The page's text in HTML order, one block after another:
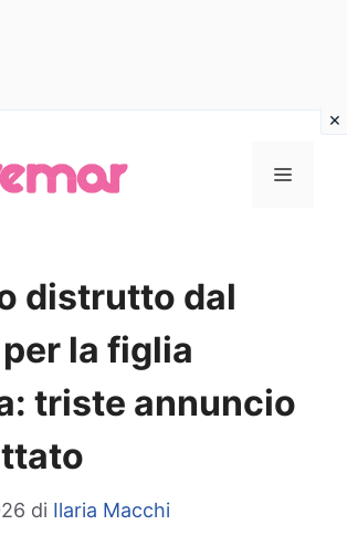
MENU
distrutto dal
la figlia
triste annuncio
di Ilaria Macchi